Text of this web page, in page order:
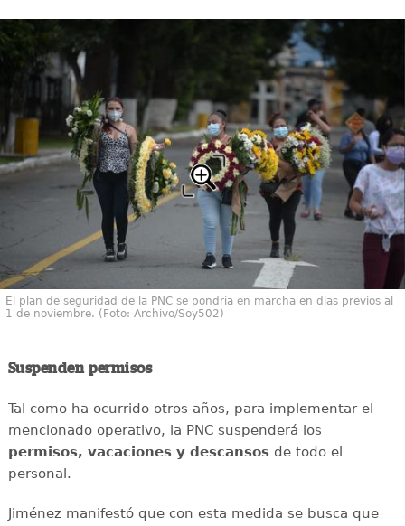
El plan de seguridad de la PNC se pondría en marcha en días previos al
1 de noviembre. (Foto: Archivo/Soy502)
Suspenden permisos
Tal como ha ocurrido otros años, para implementar el
mencionado operativo, la PNC suspenderá los
permisos, vacaciones y descansosde todo el
personal.
Jiménez manifestó que con esta medida se busca que